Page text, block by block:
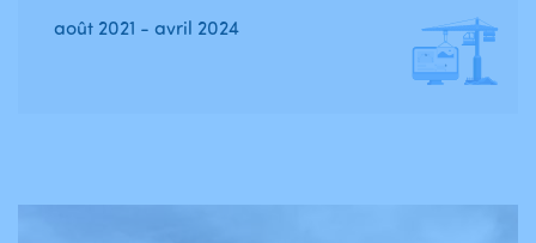
août 2021 - avril 2024